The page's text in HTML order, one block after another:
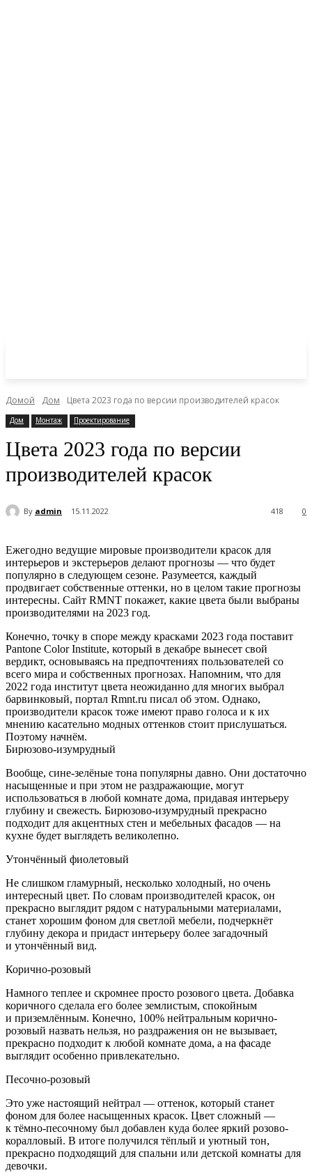
Домой Дом Цвета 2023 года по версии производителей красок
Дом Монтаж Проектирование
Цвета 2023 года по версии
производителей красок
By admin 15.11.2022 0
418
Ежегодно ведущие мировые производители красок для
интерьеров и экстерьеров делают прогнозы — что будет
популярно в следующем сезоне. Разумеется, каждый
продвигает собственные оттенки, но в целом такие прогнозы
интересны. Сайт RMNT покажет, какие цвета были выбраны
производителями на 2023 год.
Конечно, точку в споре между красками 2023 года поставит
Pantone Color Institute, который в декабре вынесет свой
вердикт, основываясь на предпочтениях пользователей со
всего мира и собственных прогнозах. Напомним, что для
2022 года институт цвета неожиданно для многих выбрал
барвинковый, портал Rmnt.ru писал об этом. Однако,
производители красок тоже имеют право голоса и к их
мнению касательно модных оттенков стоит прислушаться.
Поэтому начнём.
Бирюзово-изумрудный
Вообще, сине-зелёные тона популярны давно. Они достаточно
насыщенные и при этом не раздражающие, могут
использоваться в любой комнате дома, придавая интерьеру
глубину и свежесть. Бирюзово-изумрудный прекрасно
подходит для акцентных стен и мебельных фасадов — на
кухне будет выглядеть великолепно.
Утончённый фиолетовый
Не слишком гламурный, несколько холодный, но очень
интересный цвет. По словам производителей красок, он
прекрасно выглядит рядом с натуральными материалами,
станет хорошим фоном для светлой мебели, подчеркнёт
глубину декора и придаст интерьеру более загадочный
и утончённый вид.
Корично-розовый
Намного теплее и скромнее просто розового цвета. Добавка
коричного сделала его более землистым, спокойным
и приземлённым. Конечно, 100% нейтральным корично-
розовый назвать нельзя, но раздражения он не вызывает,
прекрасно подходит к любой комнате дома, а на фасаде
выглядит особенно привлекательно.
Песочно-розовый
Это уже настоящий нейтрал — оттенок, который станет
фоном для более насыщенных красок. Цвет сложный —
к тёмно-песочному был добавлен куда более яркий розово-
коралловый. В итоге получился тёплый и уютный тон,
прекрасно подходящий для спальни или детской комнаты для
девочки.